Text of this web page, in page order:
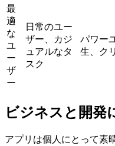
最
適
な
ユ
ー
ザ
ー
日常のユー
ザー、カジ
ュアルなタ
スク
パワー
生、ク
ビジネスと開発
アプリは個人にとって素